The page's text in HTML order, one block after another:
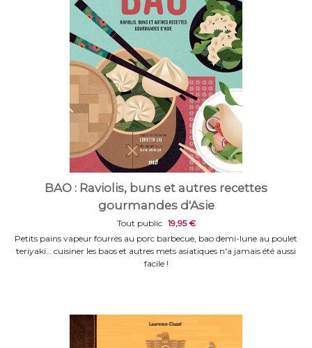
BAO : Raviolis, buns et autres recettes
gourmandes d'Asie
Tout public 19,95 €
Petits pains vapeur fourrés au porc barbecue, bao demi-lune au poulet
teriyaki… cuisiner les baos et autres mets asiatiques n'a jamais été aussi
facile !